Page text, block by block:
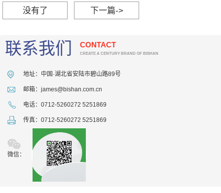
没有了 下一篇->
联系我们 CONTACT
CREATE A CENTURY BRAND OF BISHAN
地址：中国·湖北省安陆市碧山路89号
邮箱：james@bishan.com.cn
电话：0712-5260272 5251869
传真：0712-5260272 5251869
微信：